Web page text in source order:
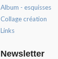
Album - esquisses
Collage création
Links
Newsletter